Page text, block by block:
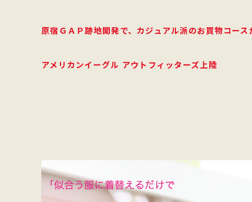
原宿ＧＡＰ跡地開発で、カジュアル派のお買物コース
アメリカンイーグル アウトフィッターズ上陸